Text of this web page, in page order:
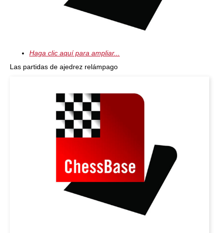
Haga clic aquí para ampliar...
Las partidas de ajedrez relámpago